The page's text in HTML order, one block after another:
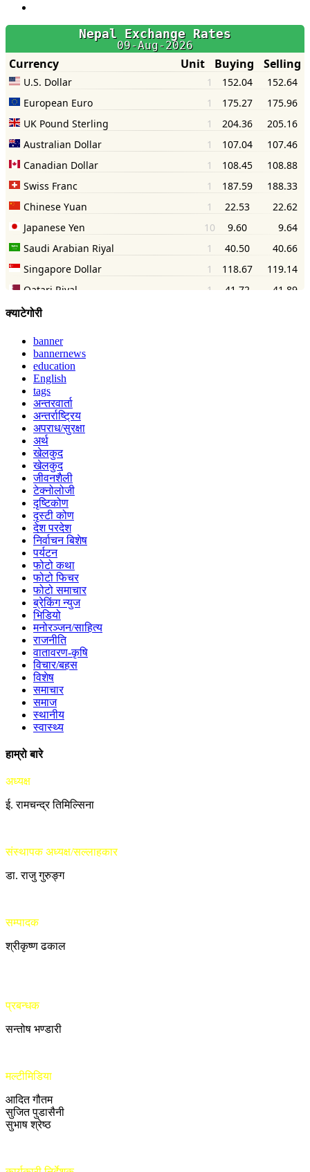
क्याटेगोरी
banner
bannernews
education
English
tags
अन्तरवार्ता
अन्तर्राष्ट्रिय
अपराध/सुरक्षा
अर्थ
खेलकुद
खेलकुद
जीवनशैली
टेक्नोलोजी
दृष्टिकोण
दृस्टी कोण
देश परदेश
निर्वाचन बिशेष
पर्यटन
फोटो कथा
फोटो फिचर
फोटो समाचार
ब्रेकिंग न्युज
भिडियो
मनोरञ्जन/साहित्य
राजनीति
वातावरण-कृषि
विचार/बहस
विशेष
समाचार
समाज
स्थानीय
स्वास्थ्य
हाम्रो बारे
अध्यक्ष
ई. रामचन्द्र तिमिल्सिना
संस्थापक अध्यक्ष/सल्लाहकार
डा. राजु गुरुङ्ग
सम्पादक
श्रीकृष्ण ढकाल
प्रबन्धक
सन्तोष भण्डारी
मल्टीमिडिया
आदित गौतम
सुजित पुडासैनी
सुभाष श्रेष्ठ